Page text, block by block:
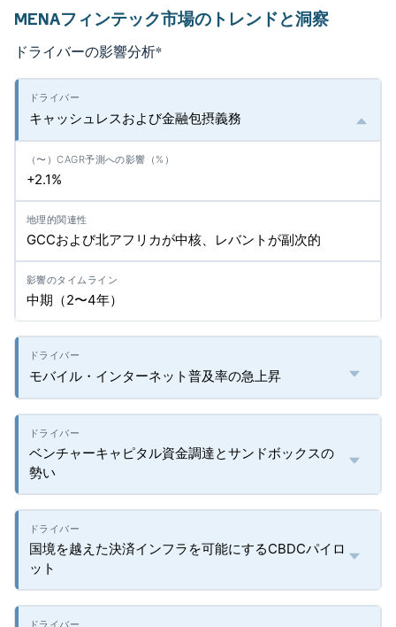
MENAフィンテック市場のトレンドと洞察
ドライバーの影響分析*
キャッシュレスおよび金融包摂義務
+2.1%
GCCおよび北アフリカが中核、レバントが副次的
中期（2〜4年）
モバイル・インターネット普及率の急上昇
ベンチャーキャピタル資金調達とサンドボックスの
勢い
国境を越えた決済インフラを可能にするCBDCパイロ
ット